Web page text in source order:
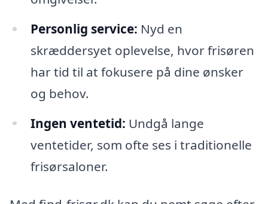
Personlig service: Nyd en
skræddersyet oplevelse, hvor frisøren
har tid til at fokusere på dine ønsker
og behov.
Ingen ventetid: Undgå lange
ventetider, som ofte ses i traditionelle
frisørsaloner.